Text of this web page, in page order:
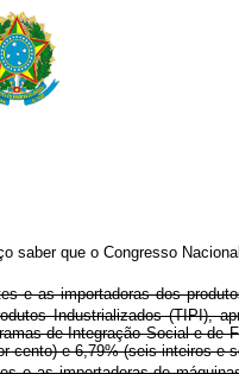
saber que o Congresso
e as importadoras dos
Industrializados (TIPI),
de Integração Social e
cento) e 6,79% (seis inteiros e